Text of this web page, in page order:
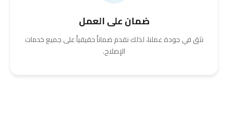
ضمان على العمل
نثق في جودة عملنا، لذلك نقدم ضماناً حقيقياً على جميع خدمات
الإصلاح.